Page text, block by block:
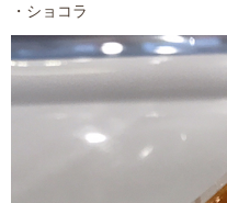
・ショコラ